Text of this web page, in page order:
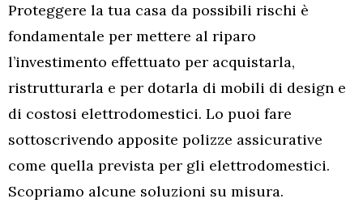
Proteggere la tua casa da possibili rischi è
fondamentale per mettere al riparo
l’investimento effettuato per acquistarla,
ristrutturarla e per dotarla di mobili di design e
di costosi elettrodomestici. Lo puoi fare
sottoscrivendo apposite polizze assicurative
come quella prevista per gli elettrodomestici.
Scopriamo alcune soluzioni su misura.